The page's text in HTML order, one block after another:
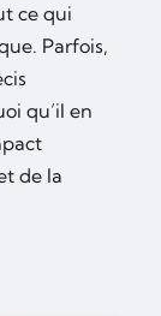
ce qui
Parfois,
qu’il en
de la